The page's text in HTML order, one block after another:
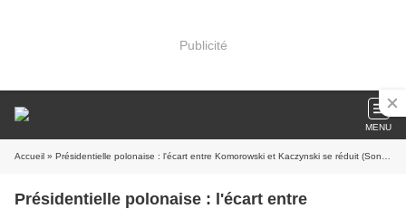
Publicité
MENU
Accueil » Présidentielle polonaise : l'écart entre Komorowski et Kaczynski se réduit (Sondage)
Présidentielle polonaise : l'écart entre